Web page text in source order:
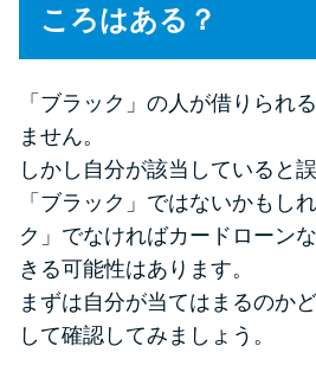
街金とは？絶
に悩む人へ街
い理由
質屋でお金を
やシステムを
較
未成年でもお
学生がお金を
ころはある？
「ブラック」の人が借りられ
ません。
しかし自分が該当していると
「ブラック」ではないかもし
ク」でなければカードローン
きる可能性はあります。
まずは自分が当てはまるのか
して確認してみましょう。